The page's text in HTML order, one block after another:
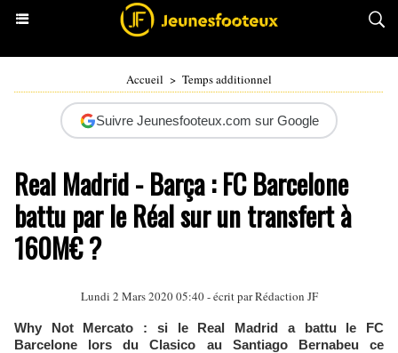
Accueil > Temps additionnel
Suivre Jeunesfooteux.com sur Google
Real Madrid - Barça : FC Barcelone
battu par le Réal sur un transfert à
160M€ ?
Lundi 2 Mars 2020 05:40 - écrit par Rédaction JF
Why Not Mercato : si le Real Madrid a battu le FC
Barcelone lors du Clasico au Santiago Bernabeu ce